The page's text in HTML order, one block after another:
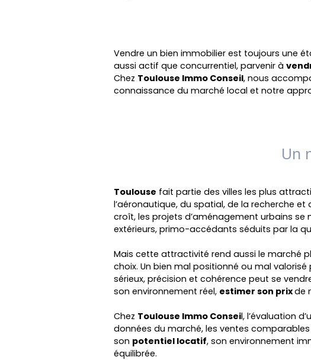
Vendre un bien immobilier est toujours une
aussi actif que concurrentiel, parvenir à
Chez Toulouse Immo Conseil, nous
connaissance du marché local et notre
Un
Toulouse fait partie des villes les plus
l’aéronautique, du spatial, de la recherche
croît, les projets d’aménagement urbains se
extérieurs, primo-accédants séduits par la
Mais cette attractivité rend aussi le marché
choix. Un bien mal positionné ou mal valorisé
sérieux, précision et cohérence peut se
son environnement réel, estimer son prixde
Chez Toulouse Immo Conseil, l’évaluation
données du marché, les ventes
son potentiel locatif, son environnement
équilibrée.